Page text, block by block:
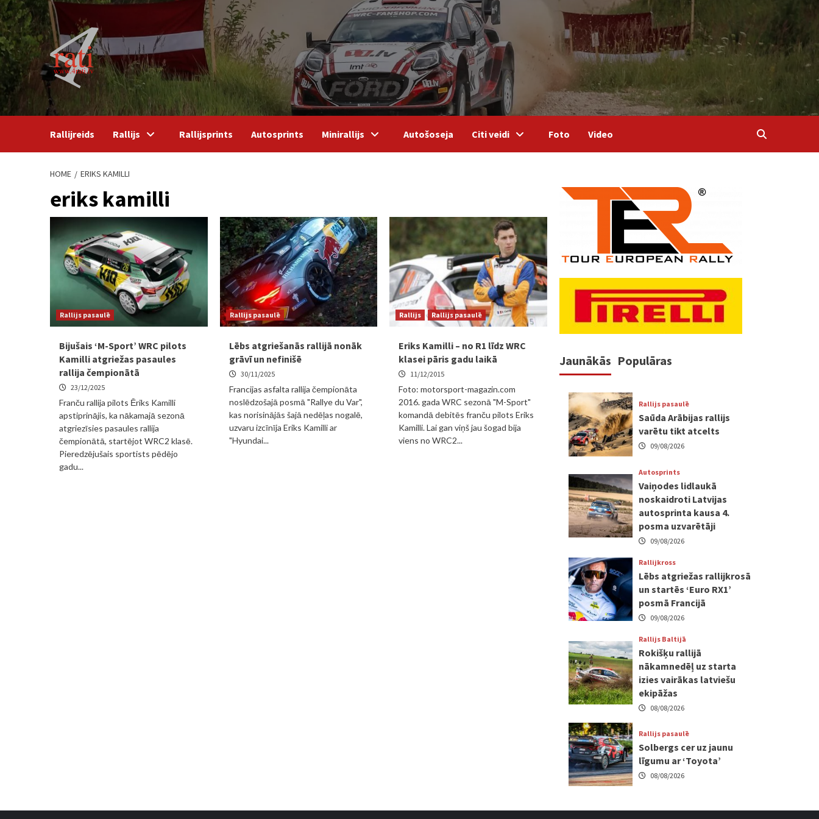
Skip
to
content
Rallijreids Rallijs Rallijsprints Autosprints Minirallijs Autošoseja Citi veidi Foto Video
HOME ERIKS KAMILLI
eriks kamilli
Rallijs pasaulē
Bijušais ‘M-Sport’ WRC pilots
Kamilli atgriežas pasaules
rallija čempionātā
23/12/2025
Franču rallija pilots Ēriks Kamilli
apstiprinājis, ka nākamajā sezonā
atgriezīsies pasaules rallija
čempionātā, startējot WRC2 klasē.
Pieredzējušais sportists pēdējo
gadu...
Rallijs pasaulē
Lēbs atgriešanās rallijā nonāk
grāvī un nefinišē
30/11/2025
Francijas asfalta rallija čempionāta
noslēdzošajā posmā "Rallye du Var",
kas norisinājās šajā nedēļas nogalē,
uzvaru izcīnīja Eriks Kamilli ar
"Hyundai...
Rallijs Rallijs pasaulē
Eriks Kamilli – no R1 līdz WRC
klasei pāris gadu laikā
11/12/2015
Foto: motorsport-magazin.com
2016. gada WRC sezonā "M-Sport"
komandā debitēs franču pilots Eriks
Kamilli. Lai gan viņš jau šogad bija
viens no WRC2...
Jaunākās Populāras
Rallijs pasaulē
Saūda Arābijas rallijs
varētu tikt atcelts
09/08/2026
Autosprints
Vaiņodes lidlaukā
noskaidroti Latvijas
autosprinta kausa 4.
posma uzvarētāji
09/08/2026
Rallijkross
Lēbs atgriežas rallijkrosā
un startēs ‘Euro RX1’
posmā Francijā
09/08/2026
Rallijs Baltijā
Rokišķu rallijā
nākamnedēļ uz starta
izies vairākas latviešu
ekipāžas
08/08/2026
Rallijs pasaulē
Solbergs cer uz jaunu
līgumu ar ‘Toyota’
08/08/2026